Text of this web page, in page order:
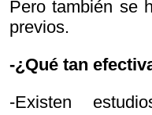
Pero también se
previos.
-¿Qué tan
-Existen